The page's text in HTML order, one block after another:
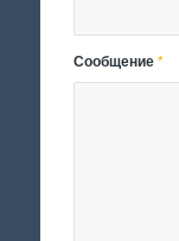
Сообщение*